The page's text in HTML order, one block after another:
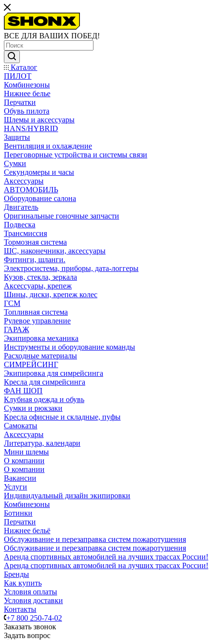
ВСЕ ДЛЯ ВАШИХ ПОБЕД!
Каталог
ПИЛОТ
Комбинезоны
Нижнее белье
Перчатки
Обувь пилота
Шлемы и аксессуары
HANS/HYBRID
Защиты
Вентиляция и охлаждение
Переговорные устройства и системы связи
Сумки
Секундомеры и часы
Аксессуары
АВТОМОБИЛЬ
Оборудование салона
Двигатель
Оригинальные гоночные запчасти
Подвеска
Трансмиссия
Тормозная система
ШС, наконечники, аксессуары
Фитинги, шланги.
Электросистема, приборы, дата-логгеры
Кузов, стекла, зеркала
Аксессуары, крепеж
Шины, диски, крепеж колес
ГСМ
Топливная система
Рулевое управление
ГАРАЖ
Экипировка механика
Инструменты и оборудование команды
Расходные материалы
СИМРЕЙСИНГ
Экипировка для симрейсинга
Кресла для симрейсинга
ФАН ШОП
Клубная одежда и обувь
Сумки и рюкзаки
Кресла офисные и складные, пуфы
Самокаты
Аксессуары
Литература, календари
Мини шлемы
О компании
О компании
Вакансии
Услуги
Индивидуальный дизайн экипировки
Комбинезоны
Ботинки
Перчатки
Нижнее бельё
Обслуживание и перезаправка систем пожаротушения
Обслуживание и перезаправка систем пожаротушения
Аренда спортивных автомобилей на лучших трассах России!
Аренда спортивных автомобилей на лучших трассах России!
Бренды
Как купить
Условия оплаты
Условия доставки
Контакты
+7 800 250-74-02
Заказать звонок
Задать вопрос